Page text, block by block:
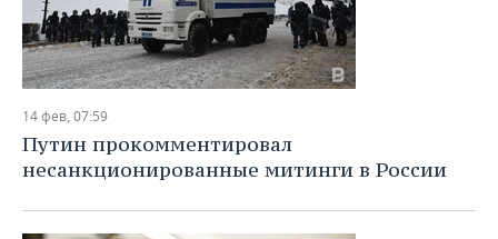
14 фев, 07:59
Путин прокомментировал
несанкционированные митинги в России